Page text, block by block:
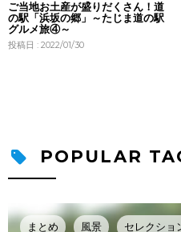
ご当地お土産が盛りだくさん！道
の駅「浜坂の郷」～たじま道の駅
グルメ旅④～
投稿日 : 2022/01/30
POPULAR
まとめ 風景 セレクショ